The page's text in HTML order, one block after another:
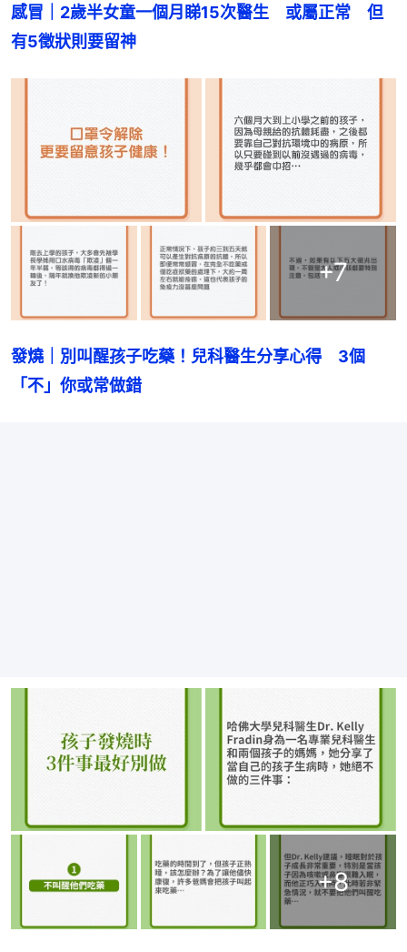
感冒｜2歲半女童一個月睇15次醫生　或屬正常　但
有5徵狀則要留神
+7
發燒｜別叫醒孩子吃藥！兒科醫生分享心得　3個
「不」你或常做錯
+8